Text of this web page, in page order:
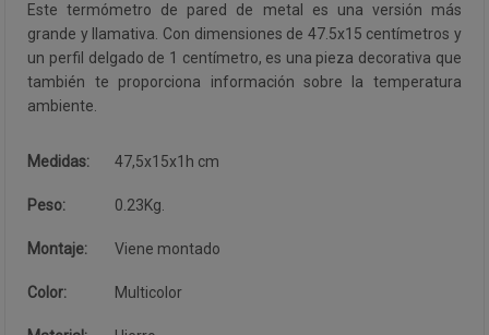
Este termómetro de pared de metal es una versión más
grande y llamativa. Con dimensiones de 47.5x15 centímetros y
un perfil delgado de 1 centímetro, es una pieza decorativa que
también te proporciona información sobre la temperatura
ambiente.
Medidas: 47,5x15x1h cm
Peso: 0.23Kg.
Montaje: Viene montado
Color: Multicolor